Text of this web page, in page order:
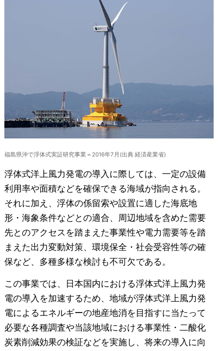
福島県沖で浮体式実証研究事業＝2016年7月(出典 経済産業省)
浮体式洋上風力発電の導入に際しては、一定の設備
利用率や面積などを確保できる海域が指向される。
それに加え、浮体の係留索や設置に適した海底地
形・海象条件などとの適合、周辺地域を含めた需要
先とのアクセスを踏まえた事業性や電力需要等を踏
まえた出力変動対策、環境保全・社会受容性等の確
保など、多種多様な検討も不可欠である。
この事業では、日本国内における浮体式洋上風力発
電の導入を加速するため、地域が浮体式洋上風力発
電によるエネルギーの地産地消を目指すに当たって
必要な各種調査や当該地域における事業性・二酸化
炭素削減効果の検証などを実施し、将来の導入に向